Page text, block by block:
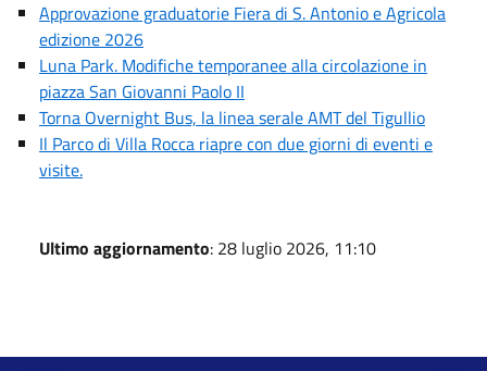
Approvazione graduatorie Fiera di S. Antonio e Agricola
edizione 2026
Luna Park. Modifiche temporanee alla circolazione in
piazza San Giovanni Paolo II
Torna Overnight Bus, la linea serale AMT del Tigullio
Il Parco di Villa Rocca riapre con due giorni di eventi e
visite.
Ultimo aggiornamento: 28 luglio 2026, 11:10